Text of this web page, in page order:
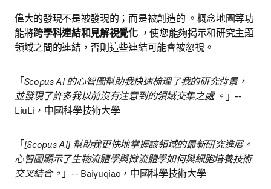
偉大的發現不是被發現的；而是被創造的 。概念地圖等功
能將跨學科連結和見解視覺化 ，使您能夠揭示和研究主題
領域之間的連結，否則這些連結可能會被忽視。
「Scopus AI 的心智圖幫助我快速梳理了我的研究背景，
並發現了許多我以前沒有注意到的領域交集之處 。 」--
LiuLi，中國科學技術大學
「[Scopus AI] 幫助我更快地掌握該領域的最新研究進展。
心智圖顯示了生物流體學與微流體學如何與細胞培養技術
交叉結合。 」-- Baiyuqiao，中國科學技術大學